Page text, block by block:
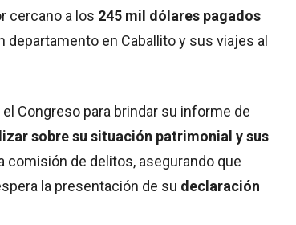
cercano a los 245 mil dólares pagados
departamento en Caballito y sus viajes al
Congreso para brindar su informe de
sobre su situación patrimonial y sus
comisión de delitos, asegurando que
la presentación de su declaración